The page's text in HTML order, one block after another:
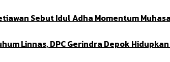
Sebut Idul Adha Momentum
Linnas, DPC Gerindra Depok